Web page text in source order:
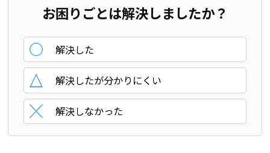
お困りごとは解決しましたか？
解決した
解決したが分かりにくい
解決しなかった